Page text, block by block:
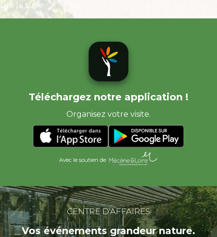
Lire la suite
Téléchargez notre application !
Organisez votre visite.
Avec le soutien de
CENTRE D'AFFAIRES
Vos événements grandeur nature.